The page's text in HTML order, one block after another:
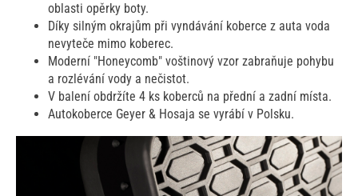
oblasti opěrky boty.
Díky silným okrajům při vyndávání koberce z auta voda
nevyteče mimo koberec.
Moderní "Honeycomb" voštinový vzor zabraňuje pohybu
a rozlévání vody a nečistot.
V balení obdržíte 4 ks koberců na přední a zadní místa.
Autokoberce Geyer & Hosaja se vyrábí v Polsku.